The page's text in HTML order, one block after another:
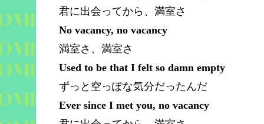
君に出会ってから、満室さ
No vacancy, no vacancy
満室さ、満室さ
Used to be that I felt so damn empty
ずっと空っぽな気分だったんだ
Ever since I met you, no vacancy